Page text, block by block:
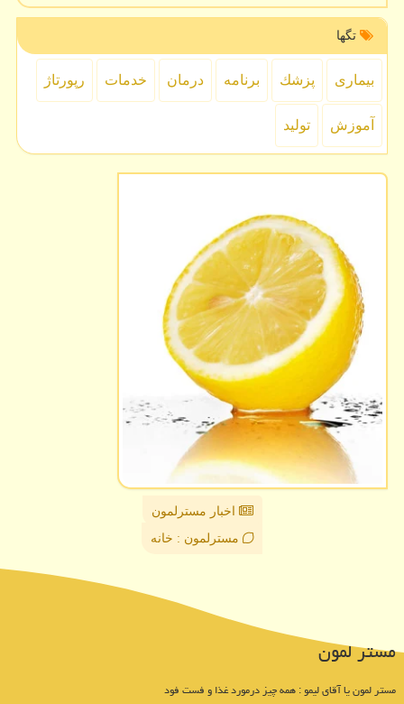
تگها
بیماری پزشك برنامه درمان خدمات رپورتاژ
آموزش تولید
اخبار مسترلمون
مسترلمون : خانه
مستر لمون
مستر لمون یا آقای لیمو : همه چیز درمورد غذا و فست فود